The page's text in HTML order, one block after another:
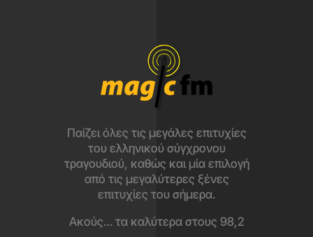
Παίζει όλες τις μεγάλες επιτυχίες
του ελληνικού σύγχρονου
τραγουδιού, καθώς και μία επιλογή
από τις μεγαλύτερες ξένες
επιτυχίες του σήμερα.
Ακούς… τα καλύτερα στους 98,2